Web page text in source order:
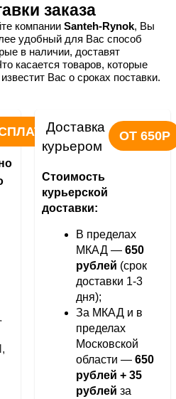
заказа
компании Santeh-Rynok, Вы
удобный для Вас способ
в наличии, доставят
касается товаров, которые
Вас о сроках поставки.
Доставка
курьером
ОТ 650Р
Стоимость
курьерской
доставки:
В пределах
МКАД — 650
рублей (срок
доставки 1-3
дня);
За МКАД и в
пределах
Московской
области — 650
рублей + 35
рублей за